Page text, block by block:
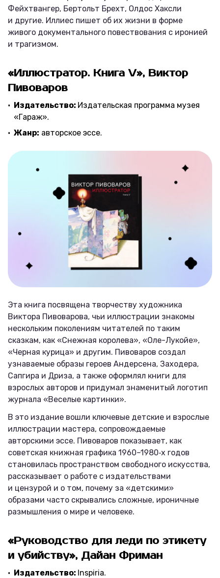
Фейхтвангер, Бертольт Брехт, Олдос Хаксли
и другие. Иллиес пишет об их жизни в форме
живого документального повествования с иронией
и трагизмом.
«Иллюстратор. Книга V», Виктор
Пивоваров
Издательство: Издательская программа музея
«Гараж».
Жанр: авторское эссе.
Эта книга посвящена творчеству художника
Виктора Пивоварова, чьи иллюстрации знакомы
нескольким поколениям читателей по таким
сказкам, как «Снежная королева», «Оле-Лукойе»,
«Черная курица» и другим. Пивоваров создал
узнаваемые образы героев Андерсена, Заходера,
Сапгира и Дриза, а также оформлял книги для
взрослых авторов и придумал знаменитый логотип
журнала «Веселые картинки».
В это издание вошли ключевые детские и взрослые
иллюстрации мастера, сопровождаемые
авторскими эссе. Пивоваров показывает, как
советская книжная графика 1960–1980‑х годов
становилась пространством свободного искусства,
рассказывает о работе с издательствами
и цензурой и о том, почему за «детскими»
образами часто скрывались сложные, ироничные
размышления о мире и человеке.
«Руководство для леди по этикету
и убийству», Дайан Фриман
Издательство: Inspiria.